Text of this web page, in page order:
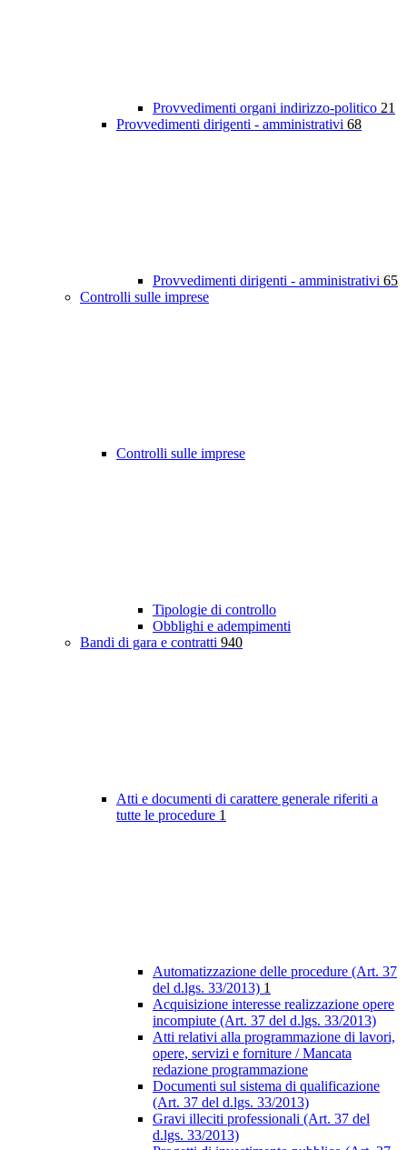
Provvedimenti organi indirizzo-politico 21
Provvedimenti dirigenti - amministrativi 68
Provvedimenti dirigenti - amministrativi 65
Controlli sulle imprese
Controlli sulle imprese
Tipologie di controllo
Obblighi e adempimenti
Bandi di gara e contratti 940
Atti e documenti di carattere generale riferiti a
tutte le procedure 1
Automatizzazione delle procedure (Art. 37
del d.lgs. 33/2013) 1
Acquisizione interesse realizzazione opere
incompiute (Art. 37 del d.lgs. 33/2013)
Atti relativi alla programmazione di lavori,
opere, servizi e forniture / Mancata
redazione programmazione
Documenti sul sistema di qualificazione
(Art. 37 del d.lgs. 33/2013)
Gravi illeciti professionali (Art. 37 del
d.lgs. 33/2013)